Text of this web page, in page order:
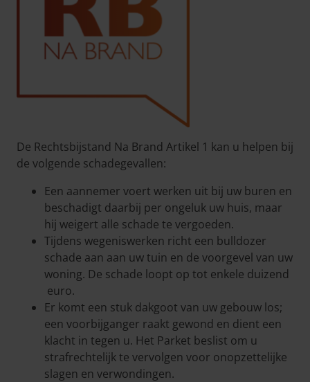
De Rechtsbijstand Na Brand Artikel 1 kan u helpen bij
de volgende schadegevallen:
Een aannemer voert werken uit bij uw buren en
beschadigt daarbij per ongeluk uw huis, maar
hij weigert alle schade te vergoeden.
Tijdens wegeniswerken richt een bulldozer
schade aan aan uw tuin en de voorgevel van uw
woning. De schade loopt op tot enkele duizend
euro.
Er komt een stuk dakgoot van uw gebouw los;
een voorbijganger raakt gewond en dient een
klacht in tegen u. Het Parket beslist om u
strafrechtelijk te vervolgen voor onopzettelijke
slagen en verwondingen.